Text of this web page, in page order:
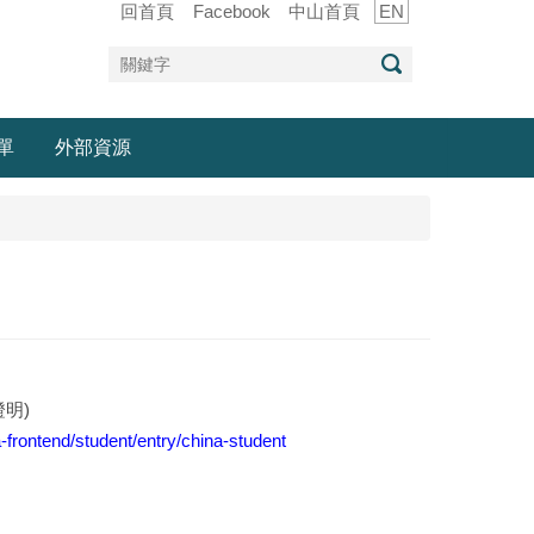
回首頁 Facebook 中山首頁 EN
外部資源
明)
student/entry/china-student